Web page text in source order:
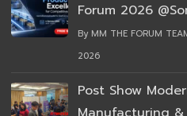
Forum 2026
By MM THE FORUM
2026
Post Show